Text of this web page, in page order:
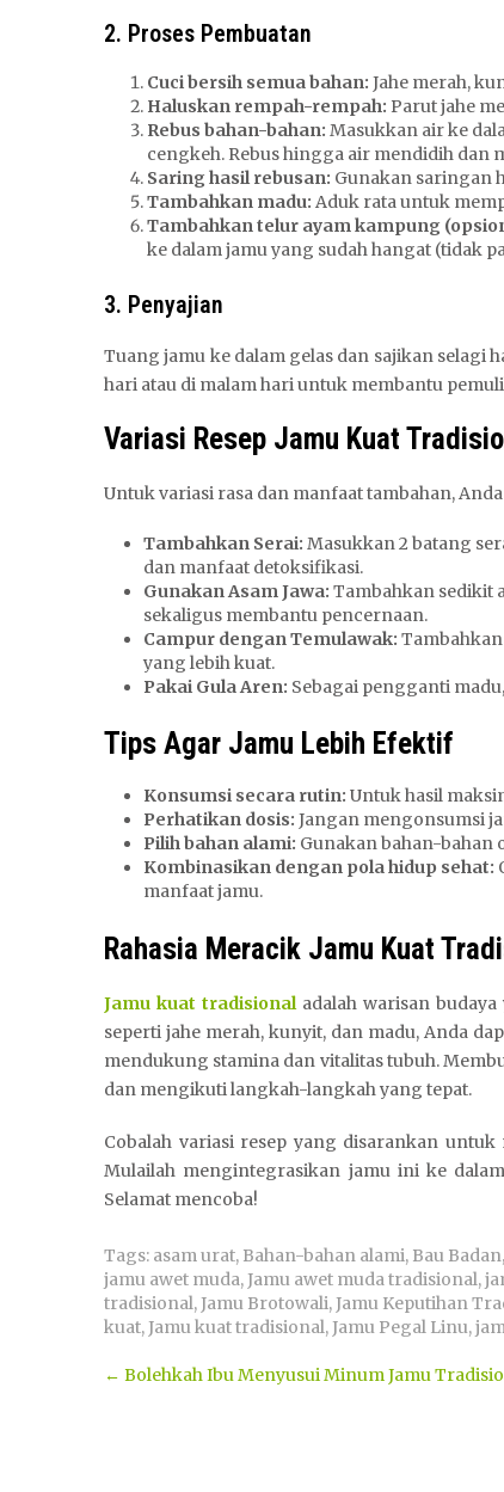
2. Proses Pembuatan
Cuci bersih semua bahan: Jahe merah,
Haluskan rempah-rempah: Parut jahe
Rebus bahan-bahan: Masukkan air ke
cengkeh. Rebus hingga air mendidih dan
Saring hasil rebusan: Gunakan saringan
Tambahkan madu: Aduk rata untuk
Tambahkan telur ayam kampung
ke dalam jamu yang sudah hangat (tidak
3. Penyajian
Tuang jamu ke dalam gelas dan sajikan selagi
hari atau di malam hari untuk membantu
Variasi Resep Jamu Kuat
Untuk variasi rasa dan manfaat tambahan,
Tambahkan Serai: Masukkan 2 batang
dan manfaat detoksifikasi.
Gunakan Asam Jawa: Tambahkan sedikit
sekaligus membantu pencernaan.
Campur dengan Temulawak:
yang lebih kuat.
Pakai Gula Aren: Sebagai pengganti
Tips Agar Jamu Lebih Efektif
Konsumsi secara rutin: Untuk hasil
Perhatikan dosis: Jangan mengonsumsi
Pilih bahan alami: Gunakan bahan-bahan
Kombinasikan dengan pola hidup sehat:
manfaat jamu.
Rahasia Meracik Jamu Kuat
Jamu kuat tradisional adalah warisan
seperti jahe merah, kunyit, dan madu, Anda
mendukung stamina dan vitalitas tubuh.
dan mengikuti langkah-langkah yang tepat.
Cobalah variasi resep yang disarankan
Mulailah mengintegrasikan jamu ini ke
Selamat mencoba!
Tags: asam urat, Bahan-bahan alami, Bau Badan,
jamu awet muda,Jamu awet muda tradisional,
tradisional,Jamu Brotowali,Jamu Keputihan
kuat,Jamu kuat tradisional,Jamu Pegal Linu,
Post
← Bolehkah Ibu Menyusui Minum Jamu